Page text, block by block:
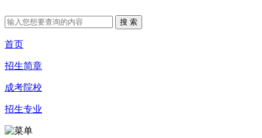
首页
招生简章
成考院校
招生专业